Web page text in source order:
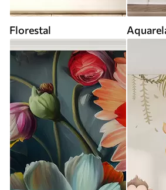
Florestal